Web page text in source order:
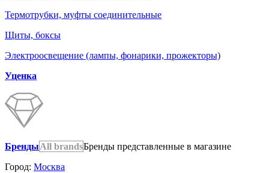
Термотрубки, муфты соединительные
Щиты, боксы
Электроосвещение (лампы, фонарики, прожекторы)
Уценка
БрендыAll brandsБренды представленные в магазине
Город: Москва